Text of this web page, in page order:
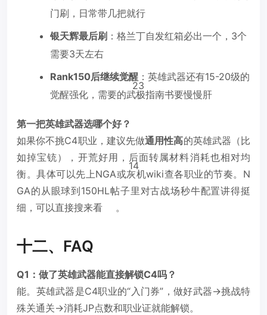
门刷，日常带几把就行
银天辉最后刷 ：格兰丁自发红箱必出一个，3个
需要3天左右
Rank150后继续觉醒 ：英雄武器还有15-20级的
觉醒强化，需要的武极指南书要慢慢肝
23
第一把英雄武器选哪个好？
如果你不挑C4职业，建议先做通用性高的英雄武器（比
如掉宝铳），开荒好用，后面转属材料消耗也相对均
衡。具体可以先上NGA或灰机wiki查各职业的节奏。N
GA的从眼球到150HL帖子里对古战场秒牛配置讲得挺
细，可以直接搜来看
14
。
十二、FAQ
Q1：做了英雄武器能直接解锁C4吗？
能。英雄武器是C4职业的“入门券”，做好武器→挑战特
殊关通关→消耗JP点数和职业证就能解锁。